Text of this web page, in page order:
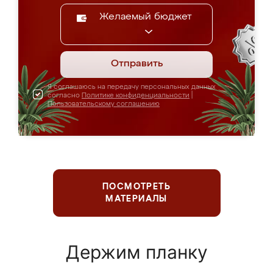
Желаемый бюджет
Отправить
Я соглашаюсь на передачу персональных данных
согласно Политике конфиденциальности
Пользовательскому соглашению
ПОСМОТРЕТЬ
МАТЕРИАЛЫ
Держим планку